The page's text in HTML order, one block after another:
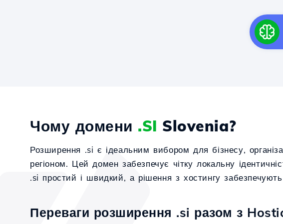
Чому домени .SI Slovenia?
Розширення .si є ідеальним вибором для бізнесу,
регіоном. Цей домен забезпечує чітку локальну
.si простий і швидкий, а рішення з хостингу
Переваги розширення .si разом з